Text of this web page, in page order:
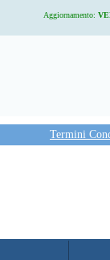
Aggiornamento:
Termini